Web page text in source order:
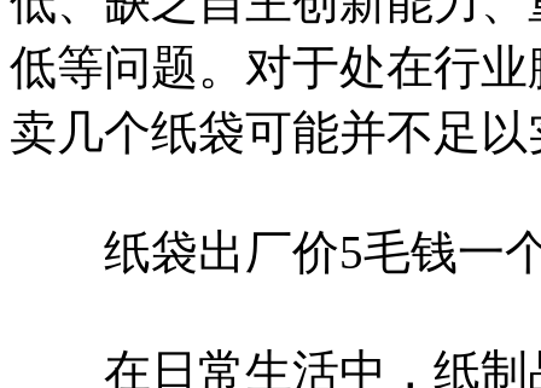
低等问题。对于处在行
卖几个纸袋可能并不足
纸袋出厂价5毛钱一个
在日常生活中，纸制